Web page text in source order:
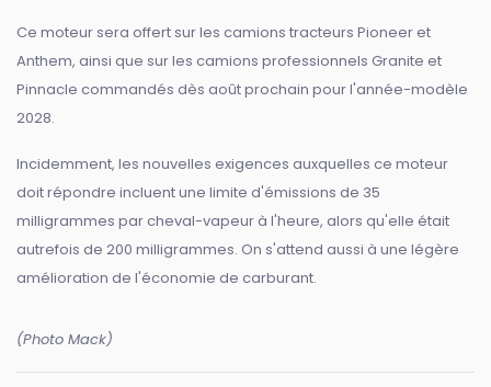
Ce moteur sera offert sur les camions tracteurs Pioneer et
Anthem, ainsi que sur les camions professionnels Granite et
Pinnacle commandés dès août prochain pour l'année-modèle
2028.
Incidemment, les nouvelles exigences auxquelles ce moteur
doit répondre incluent une limite d'émissions de 35
milligrammes par cheval-vapeur à l'heure, alors qu'elle était
autrefois de 200 milligrammes. On s'attend aussi à une légère
amélioration de l'économie de carburant.
(Photo Mack)